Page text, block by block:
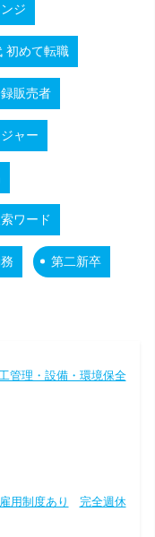
ジ
初めて転職
販売者
ャー
ワード
第二新卒
管理・設備・環境保全
用制度あり
完全週休